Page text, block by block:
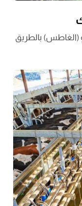
(الغاطس) بالطريق